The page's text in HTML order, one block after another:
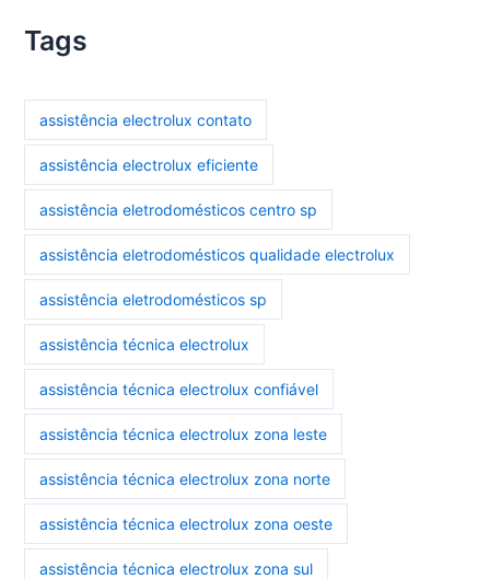
Tags
assistência electrolux contato
assistência electrolux eficiente
assistência eletrodomésticos centro sp
assistência eletrodomésticos qualidade electrolux
assistência eletrodomésticos sp
assistência técnica electrolux
assistência técnica electrolux confiável
assistência técnica electrolux zona leste
assistência técnica electrolux zona norte
assistência técnica electrolux zona oeste
assistência técnica electrolux zona sul